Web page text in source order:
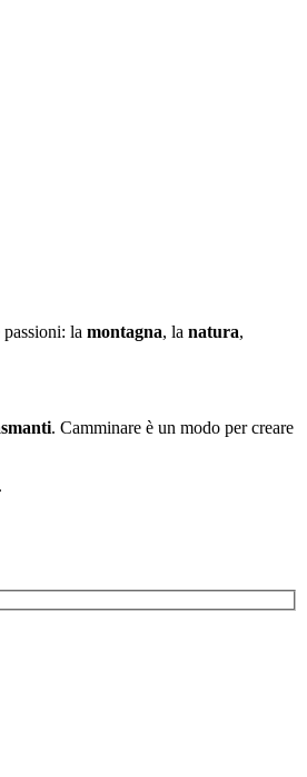
la montagna, la natura,
. Camminare è un modo per creare